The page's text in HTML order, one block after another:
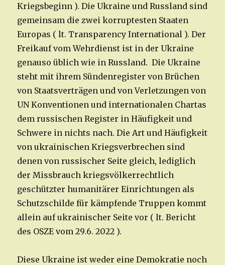
Kriegsbeginn ). Die Ukraine und Russland sind
gemeinsam die zwei korruptesten Staaten
Europas ( lt. Transparency International ). Der
Freikauf vom Wehrdienst ist in der Ukraine
genauso üblich wie in Russland. Die Ukraine
steht mit ihrem Sündenregister von Brüchen
von Staatsverträgen und von Verletzungen von
UN Konventionen und internationalen Chartas
dem russischen Register in Häufigkeit und
Schwere in nichts nach. Die Art und Häufigkeit
von ukrainischen Kriegsverbrechen sind
denen von russischer Seite gleich, lediglich
der Missbrauch kriegsvölkerrechtlich
geschützter humanitärer Einrichtungen als
Schutzschilde für kämpfende Truppen kommt
allein auf ukrainischer Seite vor ( lt. Bericht
des OSZE vom 29.6. 2022 ).
Diese Ukraine ist weder eine Demokratie noch